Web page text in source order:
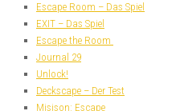
Escape Room – Das Spiel
EXIT – Das Spiel
Escape the Room
Journal 29
Unlock!
Deckscape – Der Test
Misison: Escape